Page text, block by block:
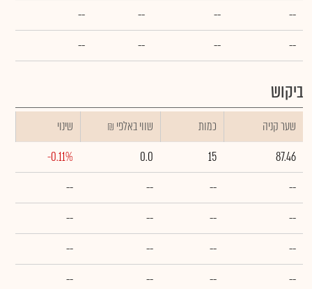
--
--
--
--
--
--
--
--
ביקוש
שער קניה כמות ₪ שווי באלפי
שינוי
87.46
15
0.0
-0.11%
--
--
--
--
--
--
--
--
--
--
--
--
--
--
--
--